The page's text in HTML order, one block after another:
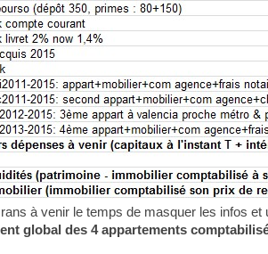
à venir le temps de masquer les infos et
global des 4 appartements